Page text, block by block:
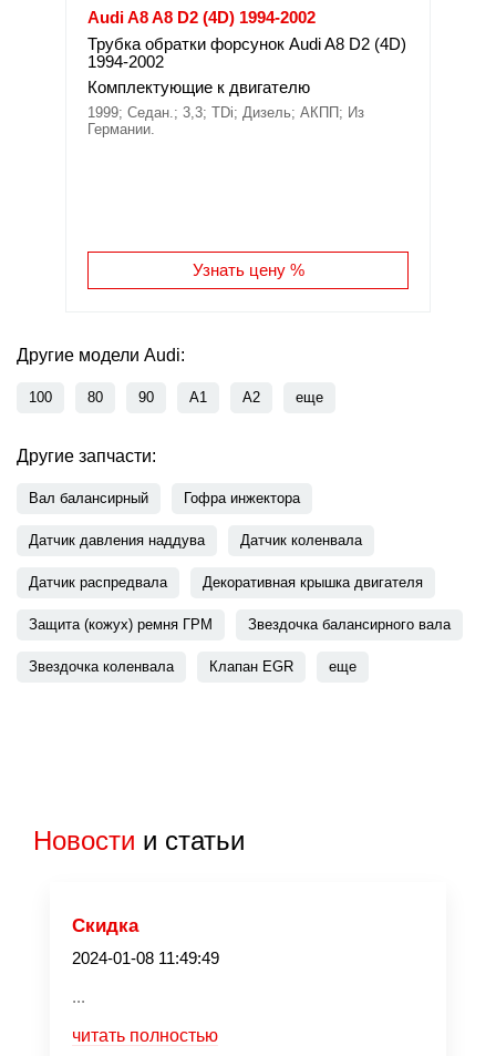
Audi A8 A8 D2 (4D) 1994-2002
Трубка обратки форсунок Audi A8 D2 (4D)
1994-2002
Комплектующие к двигателю
1999; Седан.; 3,3; TDi; Дизель; АКПП; Из
Германии.
Узнать цену %
Другие модели Audi:
100 80 90 A1 A2 еще
Другие запчасти:
Вал балансирный Гофра инжектора
Датчик давления наддува Датчик коленвала
Датчик распредвала Декоративная крышка двигателя
Защита (кожух) ремня ГРМ Звездочка балансирного вала
Звездочка коленвала Клапан EGR еще
Новости и статьи
Скидка
2024-01-08 11:49:49
...
читать полностью